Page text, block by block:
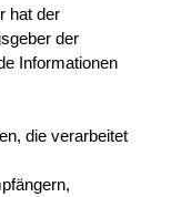
hat der
der
Informationen
die verarbeitet